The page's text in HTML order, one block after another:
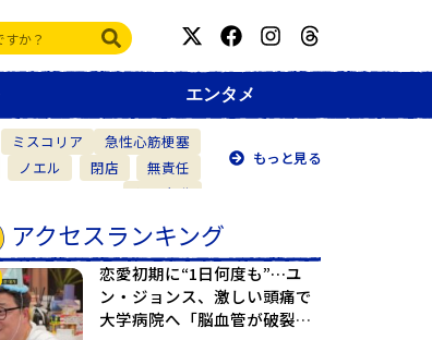
エンタメ
ミスコリア
急性心筋梗塞
ノエル 閉店
無責任
仲間意識
もっと見る
アクセスランキング
恋愛初期に“1日何度も”…ユ
ン・ジョンス、激しい頭痛で
大学病院へ「脳血管が破裂し